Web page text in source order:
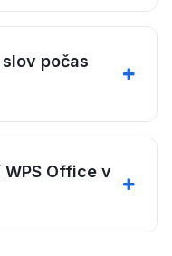
počas
Office v